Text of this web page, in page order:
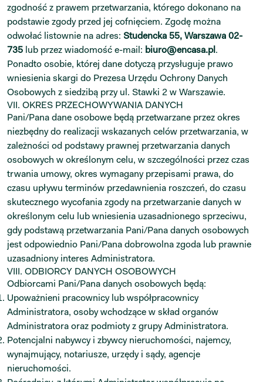
zgodność z prawem przetwarzania, którego dokonano na
podstawie zgody przed jej cofnięciem. Zgodę można
odwołać listownie na adres: Studencka 55, Warszawa 02-
735 lub przez wiadomość e-mail: biuro@encasa.pl.
Ponadto osobie, której dane dotyczą przysługuje prawo
wniesienia skargi do Prezesa Urzędu Ochrony Danych
Osobowych z siedzibą przy ul. Stawki 2 w Warszawie.
VII. OKRES PRZECHOWYWANIA DANYCH
Pani/Pana dane osobowe będą przetwarzane przez okres
niezbędny do realizacji wskazanych celów przetwarzania, w
zależności od podstawy prawnej przetwarzania danych
osobowych w określonym celu, w szczególności przez czas
trwania umowy, okres wymagany przepisami prawa, do
czasu upływu terminów przedawnienia roszczeń, do czasu
skutecznego wycofania zgody na przetwarzanie danych w
określonym celu lub wniesienia uzasadnionego sprzeciwu,
gdy podstawą przetwarzania Pani/Pana danych osobowych
jest odpowiednio Pani/Pana dobrowolna zgoda lub prawnie
uzasadniony interes Administratora.
VIII. ODBIORCY DANYCH OSOBOWYCH
Odbiorcami Pani/Pana danych osobowych będą:
Upoważnieni pracownicy lub współpracownicy
Administratora, osoby wchodzące w skład organów
Administratora oraz podmioty z grupy Administratora.
Potencjalni nabywcy i zbywcy nieruchomości, najemcy,
wynajmujący, notariusze, urzędy i sądy, agencje
nieruchomości.